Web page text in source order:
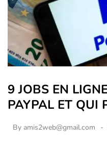
9 JOBS EN
PAYPAL ET QUI
By amis2web@gmail.com